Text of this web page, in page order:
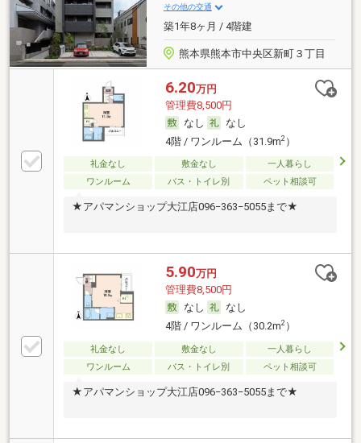
その他の交通
築1年8ヶ月 / 4階建
熊本県熊本市中央区新町３丁目
6.20万円
管理費8,500円
なし
なし
4階 / ワンルーム（31.9m2）
礼金なし 敷金なし
一人暮らし
ワンルーム
バス・トイレ別 ペット相談可
★アパマンショップ大江店096−363−5055まで★
5.90万円
管理費8,500円
なし
なし
4階 / ワンルーム（30.2m2）
礼金なし 敷金なし
一人暮らし
ワンルーム
バス・トイレ別 ペット相談可
★アパマンショップ大江店096−363−5055まで★